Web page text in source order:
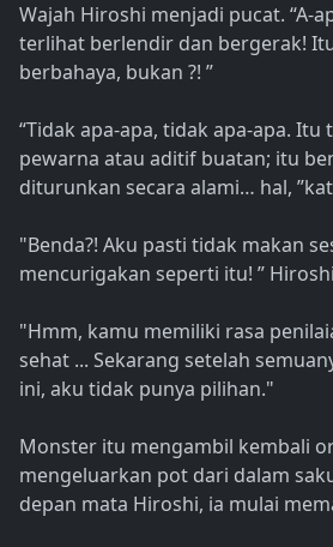
Wajah Hiroshi menjadi pucat. “A-
terlihat berlendir dan bergerak!
berbahaya, bukan ?! ”
“Tidak apa-apa, tidak apa-apa. Itu
pewarna atau aditif buatan; itu
diturunkan secara alami… hal,
"Benda?! Aku pasti tidak makan
mencurigakan seperti itu! ”
"Hmm, kamu memiliki rasa
sehat ... Sekarang setelah
ini, aku tidak punya pilihan."
Monster itu mengambil kembali
mengeluarkan pot dari dalam
depan mata Hiroshi, ia mulai